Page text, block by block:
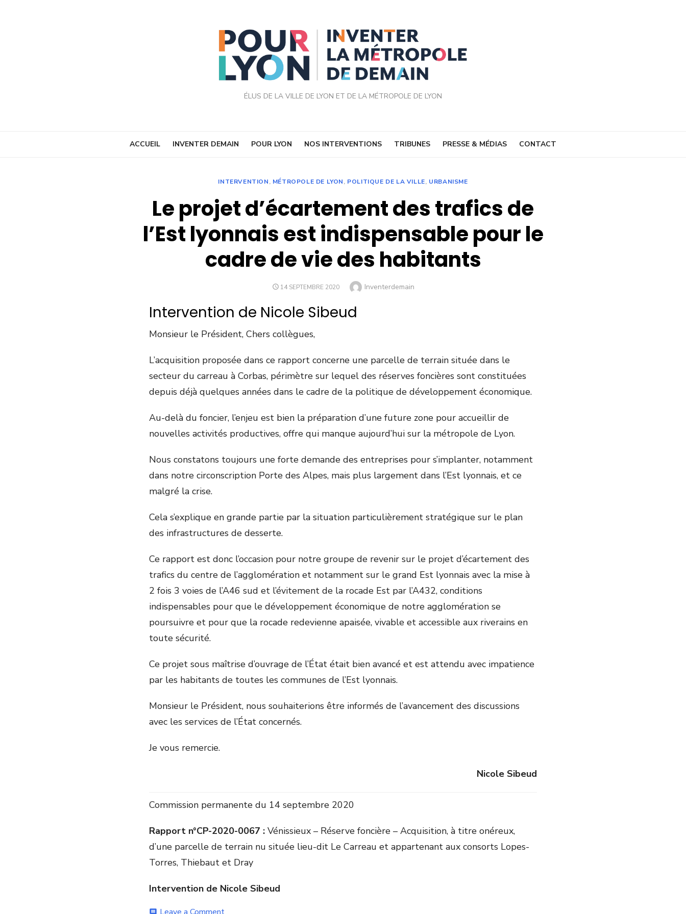
ÉLUS DE LA VILLE DE LYON ET DE LA MÉTROPOLE DE LYON
ACCUEIL INVENTER DEMAIN POUR LYON NOS INTERVENTIONS TRIBUNES PRESSE & MÉDIAS CONTACT
INTERVENTION, MÉTROPOLE DE LYON, POLITIQUE DE LA VILLE, URBANISME
Le projet d’écartement des trafics de
l’Est lyonnais est indispensable pour le
cadre de vie des habitants
POSTED
14 SEPTEMBRE 2020 Author
Inventerdemain
Intervention de Nicole Sibeud
Monsieur le Président, Chers collègues,
L’acquisition proposée dans ce rapport concerne une parcelle de terrain située dans le
secteur du carreau à Corbas, périmètre sur lequel des réserves foncières sont constituées
depuis déjà quelques années dans le cadre de la politique de développement économique.
Au-delà du foncier, l’enjeu est bien la préparation d’une future zone pour accueillir de
nouvelles activités productives, offre qui manque aujourd’hui sur la métropole de Lyon.
Nous constatons toujours une forte demande des entreprises pour s’implanter, notamment
dans notre circonscription Porte des Alpes, mais plus largement dans l’Est lyonnais, et ce
malgré la crise.
Cela s’explique en grande partie par la situation particulièrement stratégique sur le plan
des infrastructures de desserte.
Ce rapport est donc l’occasion pour notre groupe de revenir sur le projet d’écartement des
trafics du centre de l’agglomération et notamment sur le grand Est lyonnais avec la mise à
2 fois 3 voies de l’A46 sud et l’évitement de la rocade Est par l’A432, conditions
indispensables pour que le développement économique de notre agglomération se
poursuivre et pour que la rocade redevienne apaisée, vivable et accessible aux riverains en
toute sécurité.
Ce projet sous maîtrise d’ouvrage de l’État était bien avancé et est attendu avec impatience
par les habitants de toutes les communes de l’Est lyonnais.
Monsieur le Président, nous souhaiterions être informés de l’avancement des discussions
avec les services de l’État concernés.
Je vous remercie.
Nicole Sibeud
Commission permanente du 14 septembre 2020
Rapport n°CP-2020-0067 : Vénissieux – Réserve foncière – Acquisition, à titre onéreux,
d’une parcelle de terrain nu située lieu-dit Le Carreau et appartenant aux consorts Lopes-
Torres, Thiebaut et Dray
Intervention de Nicole Sibeud
comment Leave a Commenton